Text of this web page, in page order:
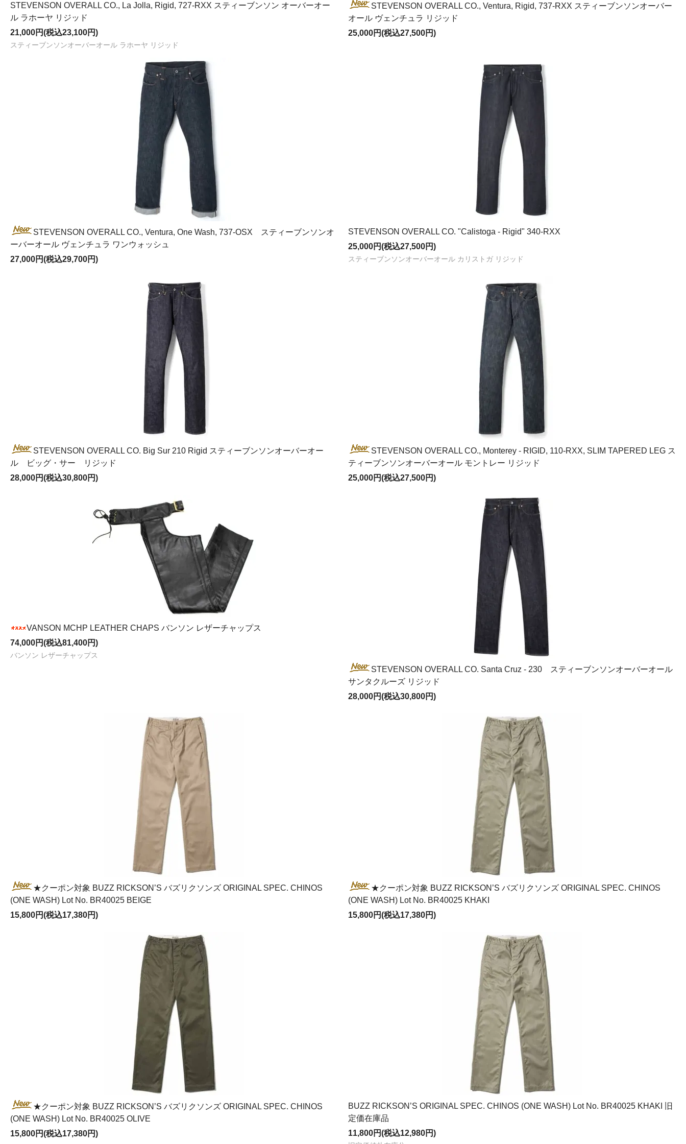
STEVENSON OVERALL CO., La Jolla, Rigid, 727-RXX スティーブンソン オーバーオー
ル ラホーヤ リジッド
21,000円(税込23,100円)
スティーブンソンオーバーオール ラホーヤ リジッド
STEVENSON OVERALL CO., Ventura, Rigid, 737-RXX スティーブンソンオーバー
オール ヴェンチュラ リジッド
25,000円(税込27,500円)
STEVENSON OVERALL CO., Ventura, One Wash, 737-OSX スティーブンソンオ
ーバーオール ヴェンチュラ ワンウォッシュ
27,000円(税込29,700円)
STEVENSON OVERALL CO. "Calistoga - Rigid" 340-RXX
25,000円(税込27,500円)
スティーブンソンオーバーオール カリストガ リジッド
STEVENSON OVERALL CO. Big Sur 210 Rigid スティーブンソンオーバーオー
ル ビッグ・サー リジッド
28,000円(税込30,800円)
STEVENSON OVERALL CO., Monterey - RIGID, 110-RXX, SLIM TAPERED LEG ス
ティーブンソンオーバーオール モントレー リジッド
25,000円(税込27,500円)
VANSON MCHP LEATHER CHAPS バンソン レザーチャップス
74,000円(税込81,400円)
バンソン レザーチャップス
STEVENSON OVERALL CO. Santa Cruz - 230 スティーブンソンオーバーオール
サンタクルーズ リジッド
28,000円(税込30,800円)
★クーポン対象 BUZZ RICKSON’S バズリクソンズ ORIGINAL SPEC. CHINOS
(ONE WASH) Lot No. BR40025 BEIGE
15,800円(税込17,380円)
★クーポン対象 BUZZ RICKSON’S バズリクソンズ ORIGINAL SPEC. CHINOS
(ONE WASH) Lot No. BR40025 KHAKI
15,800円(税込17,380円)
★クーポン対象 BUZZ RICKSON’S バズリクソンズ ORIGINAL SPEC. CHINOS
(ONE WASH) Lot No. BR40025 OLIVE
15,800円(税込17,380円)
BUZZ RICKSON’S ORIGINAL SPEC. CHINOS (ONE WASH) Lot No. BR40025 KHAKI 旧
定価在庫品
11,800円(税込12,980円)